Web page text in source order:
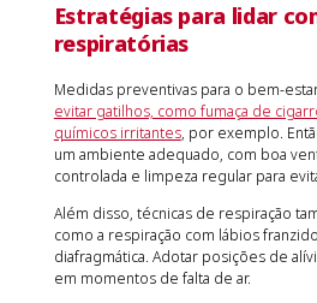
Estratégias para lidar
respiratórias
Medidas preventivas para o bem-
evitar gatilhos, como fumaça de
químicos irritantes, por exemplo.
um ambiente adequado, com boa
controlada e limpeza regular para
Além disso, técnicas de respiração
como a respiração com lábios
diafragmática. Adotar posições de
em momentos de falta de ar.